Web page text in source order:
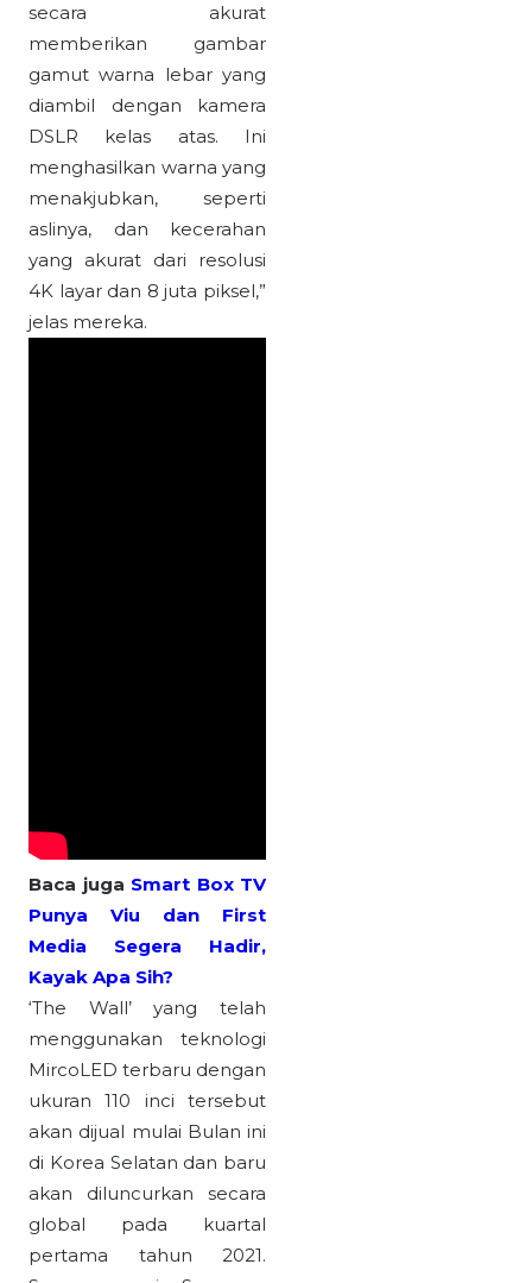
secara akurat
memberikan gambar
gamut warna lebar yang
diambil dengan kamera
DSLR kelas atas. Ini
menghasilkan warna yang
menakjubkan, seperti
aslinya, dan kecerahan
yang akurat dari resolusi
4K layar dan 8 juta piksel,”
jelas mereka.
Baca juga Smart Box TV
Punya Viu dan First
Media Segera Hadir,
Kayak Apa Sih?
‘The Wall’ yang telah
menggunakan teknologi
MircoLED terbaru dengan
ukuran 110 inci tersebut
akan dijual mulai Bulan ini
di Korea Selatan dan baru
akan diluncurkan secara
global pada kuartal
pertama tahun 2021.